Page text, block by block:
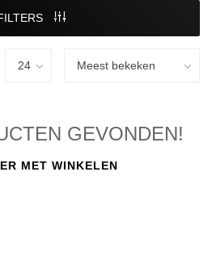
GEVONDEN!
MET WINKELEN